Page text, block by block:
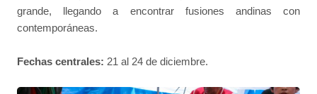
grande, llegando a encontrar fusiones andinas con
contemporáneas.
Fechas centrales: 21 al 24 de diciembre.